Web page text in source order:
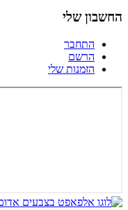
החשבון שלי
התחבר
הרשם
הזמנות שלי